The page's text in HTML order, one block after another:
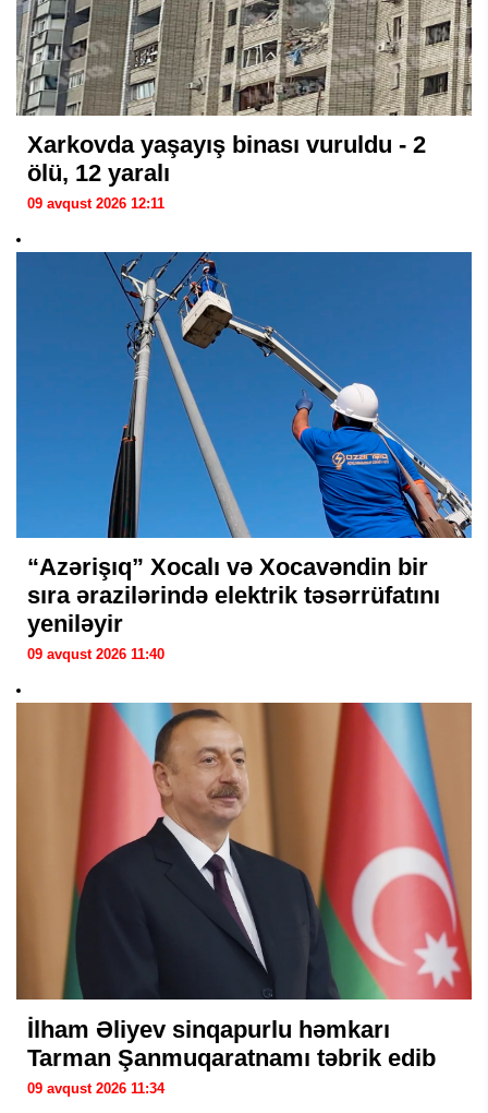
Xarkovda yaşayış binası vuruldu - 2
ölü, 12 yaralı
09 avqust 2026 12:11
“Azərişıq” Xocalı və Xocavəndin bir
sıra ərazilərində elektrik təsərrüfatını
yeniləyir
09 avqust 2026 11:40
İlham Əliyev sinqapurlu həmkarı
Tarman Şanmuqaratnamı təbrik edib
09 avqust 2026 11:34